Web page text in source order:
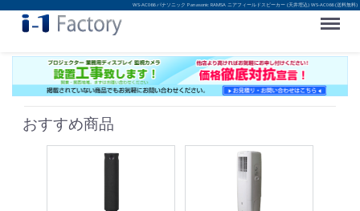
WS-AC066 パナソニック Panasonic RAMSA ニアフィールドスピーカー (天井埋込) WS-AC066 (送料無料)
Menu
おすすめ商品